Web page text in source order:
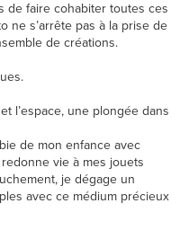
de faire cohabiter toutes ces
ne s’arrête pas à la prise de
de créations.
l’espace, une plongée dans
de mon enfance avec
vie à mes jouets
je dégage un
avec ce médium précieux